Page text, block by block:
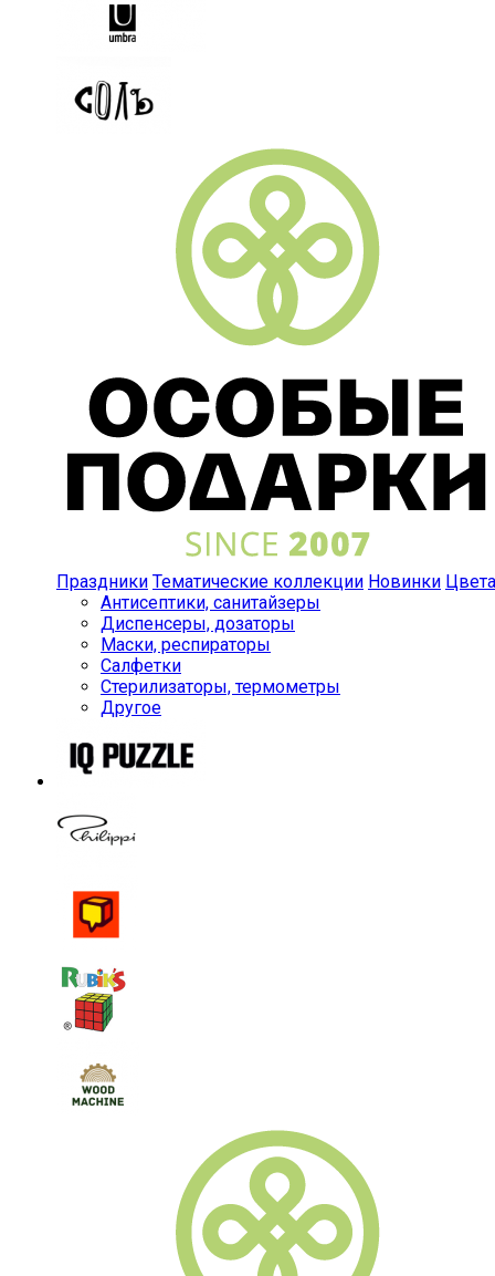
Праздники Тематические коллекции Новинки Цвета
Антисептики, санитайзеры
Диспенсеры, дозаторы
Маски, респираторы
Салфетки
Стерилизаторы, термометры
Другое